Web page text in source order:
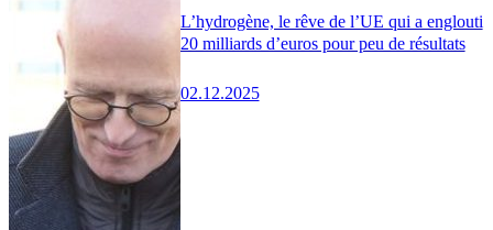
L’hydrogène, le rêve de l’UE qui a englouti
20 milliards d’euros pour peu de résultats
02.12.2025